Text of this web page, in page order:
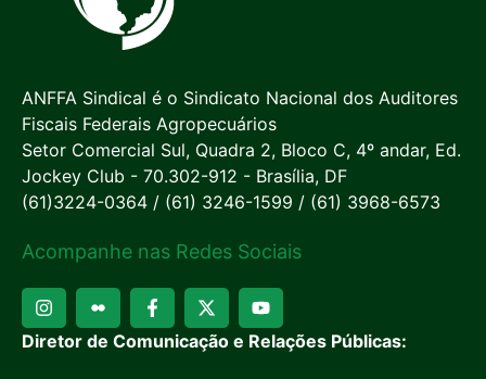
ANFFA Sindical é o Sindicato Nacional dos Auditores
Fiscais Federais Agropecuários
Setor Comercial Sul, Quadra 2, Bloco C, 4º andar, Ed.
Jockey Club - 70.302-912 - Brasília, DF
(61)3224-0364 / (61) 3246-1599 / (61) 3968-6573
Acompanhe nas Redes Sociais
Diretor de Comunicação e Relações Públicas: